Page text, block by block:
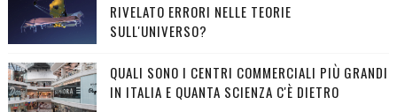
RIVELATO ERRORI NELLE TEORIE
SULL'UNIVERSO?
QUALI SONO I CENTRI COMMERCIALI PIÙ GRANDI
IN ITALIA E QUANTA SCIENZA C'È DIETRO